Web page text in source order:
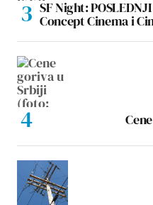
SF Night:
Concept Cinema i